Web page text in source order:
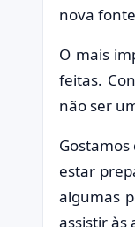
nova
O mais
feitas.
não ser
estar
algumas
assistir às